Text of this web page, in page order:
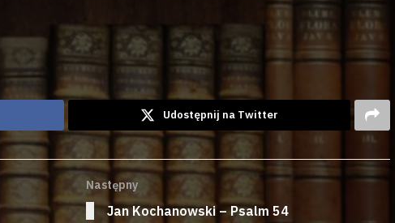
Udostępnij na Twitter
Następny
Jan Kochanowski – Psalm 54